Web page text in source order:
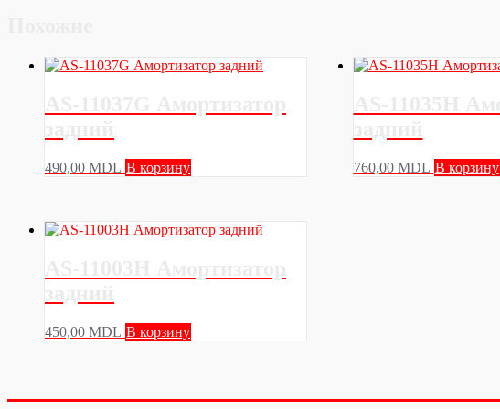
490,00 MDL В корзину 760,00 MDL В корзину
450,00 MDL В корзину